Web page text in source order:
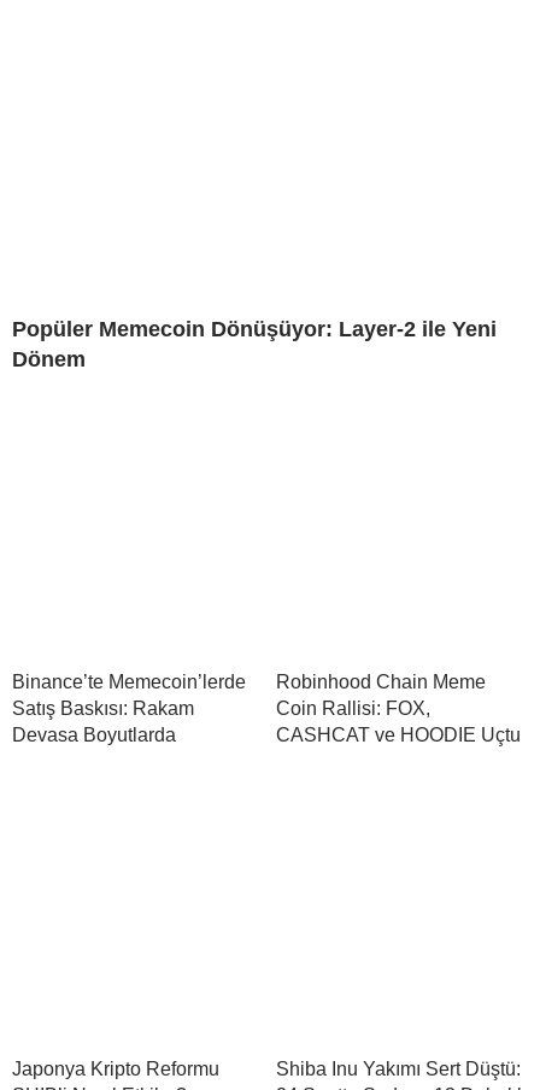
Popüler Memecoin Dönüşüyor: Layer-2 ile Yeni
Dönem
Binance’te Memecoin’lerde
Satış Baskısı: Rakam
Devasa Boyutlarda
Robinhood Chain Meme
Coin Rallisi: FOX,
CASHCAT ve HOODIE Uçtu
Japonya Kripto Reformu
Shiba Inu Yakımı Sert Düştü: